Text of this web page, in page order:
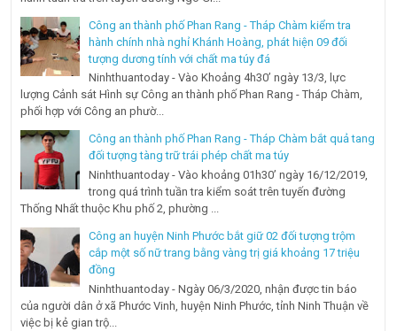
Công an thành phố Phan Rang - Tháp Chàm kiểm tra
hành chính nhà nghỉ Khánh Hoàng, phát hiện 09 đối
tượng dương tính với chất ma túy đá
Ninhthuantoday - Vào Khoảng 4h30’ ngày 13/3, lực
lượng Cảnh sát Hình sự Công an thành phố Phan Rang - Tháp Chàm,
phối hợp với Công an phườ...
Công an thành phố Phan Rang - Tháp Chàm bắt quả tang
đối tượng tàng trữ trái phép chất ma túy
Ninhthuantoday - Vào khoảng 01h30’ ngày 16/12/2019,
trong quá trình tuần tra kiểm soát trên tuyến đường
Thống Nhất thuộc Khu phố 2, phường ...
Công an huyện Ninh Phước bắt giữ 02 đối tượng trộm
cắp một số nữ trang bằng vàng trị giá khoảng 17 triệu
đồng
Ninhthuantoday - Ngày 06/3/2020, nhận được tin báo
của người dân ở xã Phước Vinh, huyện Ninh Phước, tỉnh Ninh Thuận về
việc bị kẻ gian trộ...